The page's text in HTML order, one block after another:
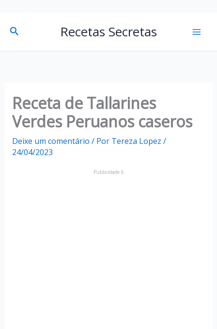
Pesquisar Recetas Secretas
Receta de Tallarines
Verdes Peruanos caseros
Deixe um comentário / Por Tereza Lopez /
24/04/2023
Publicidade 6
e
s
s
a
r